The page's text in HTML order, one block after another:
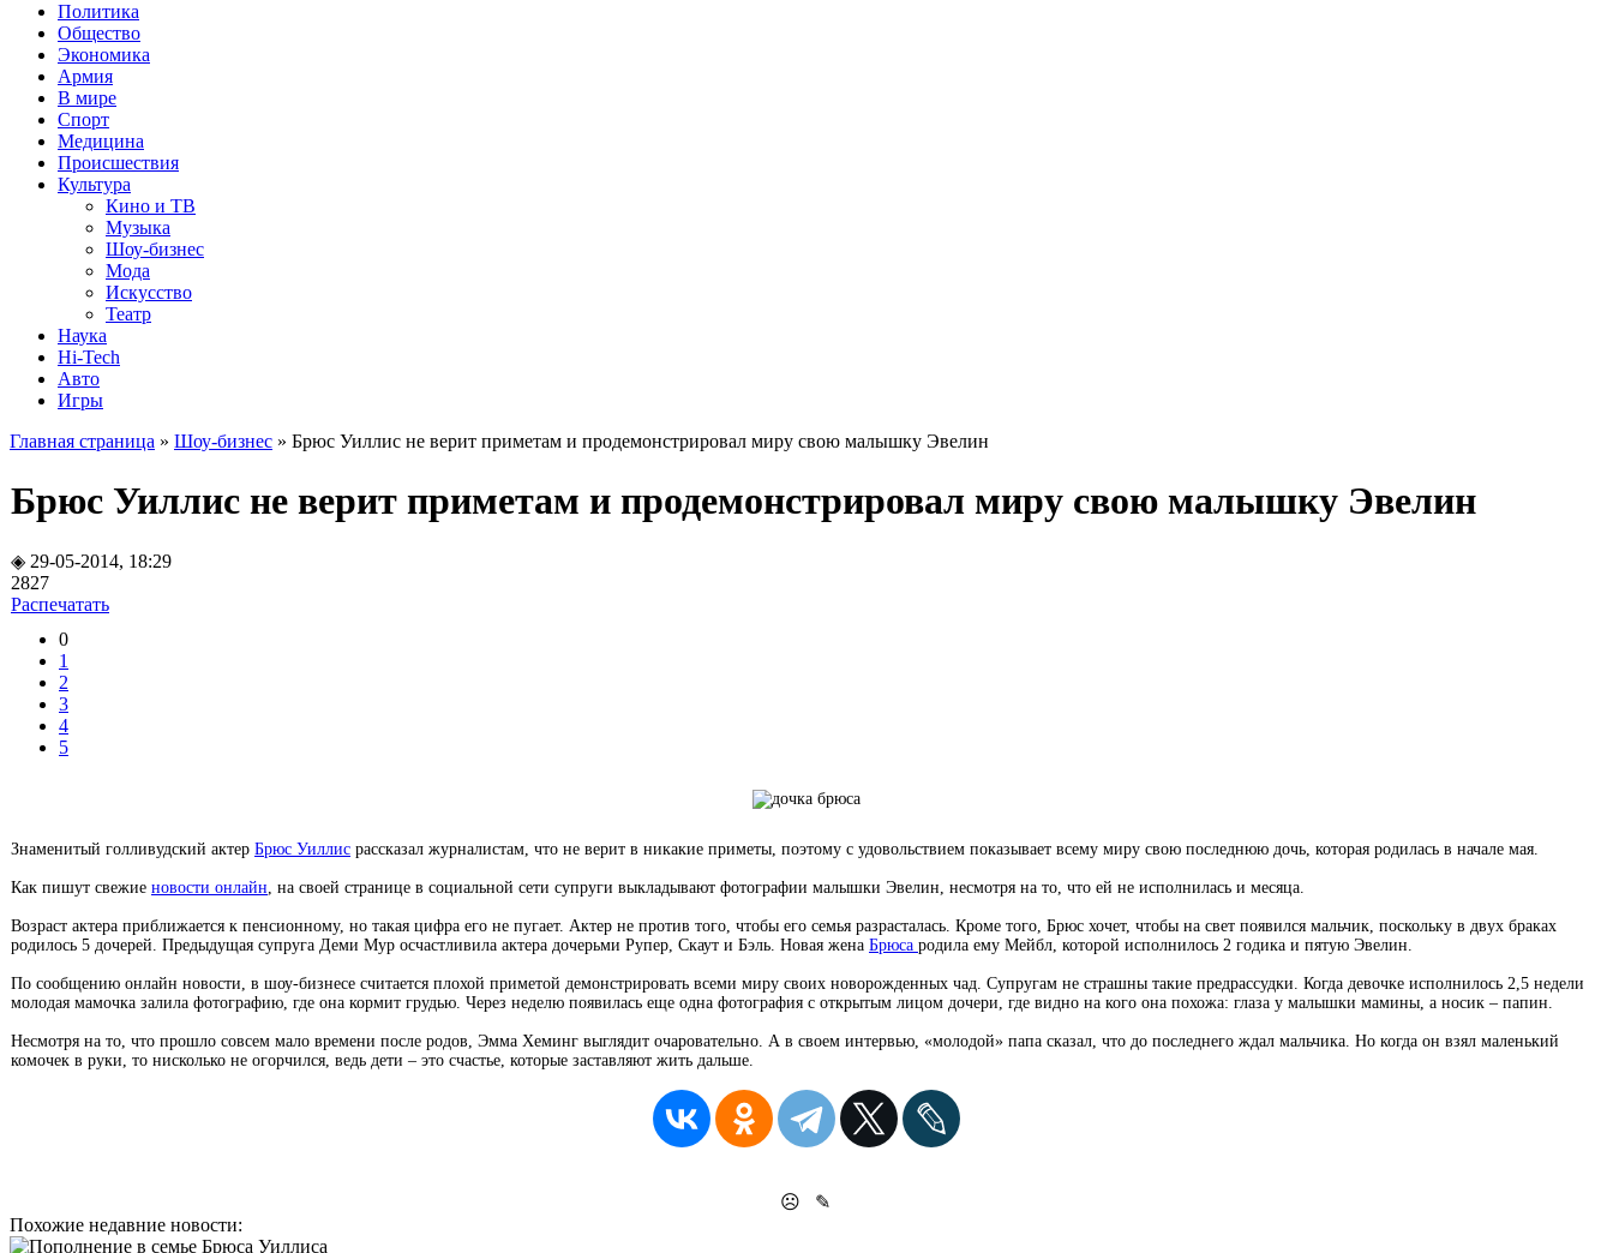
Политика
Общество
Экономика
Армия
В мире
Спорт
Медицина
Происшествия
Культура
Кино и ТВ
Музыка
Шоу-бизнес
Мода
Искусство
Театр
Наука
Hi-Tech
Авто
Игры
Главная страница » Шоу-бизнес » Брюс Уиллис не верит приметам и продемонстрировал миру свою малышку Эвелин
Брюс Уиллис не верит приметам и продемонстрировал миру свою малышку Эвелин
◈ 29-05-2014, 18:29
2827
Распечатать
0
1
2
3
4
5
Знаменитый голливудский актер Брюс Уиллис рассказал журналистам, что не верит в никакие приметы, поэтому с удовольствием показывает всему миру свою последнюю дочь, которая родилась в начале мая.
Как пишут свежие новости онлайн , на своей странице в социальной сети супруги выкладывают фотографии малышки Эвелин, несмотря на то, что ей не исполнилась и месяца.
Возраст актера приближается к пенсионному, но такая цифра его не пугает. Актер не против того, чтобы его семья разрасталась. Кроме того, Брюс хочет, чтобы на свет появился мальчик, поскольку в двух браках
родилось 5 дочерей. Предыдущая супруга Деми Мур осчастливила актера дочерьми Рупер, Скаут и Бэль. Новая жена Брюса родила ему Мейбл, которой исполнилось 2 годика и пятую Эвелин.
По сообщению онлайн новости, в шоу-бизнесе считается плохой приметой демонстрировать всеми миру своих новорожденных чад. Супругам не страшны такие предрассудки. Когда девочке исполнилось 2,5 недели
молодая мамочка залила фотографию, где она кормит грудью. Через неделю появилась еще одна фотография с открытым лицом дочери, где видно на кого она похожа: глаза у малышки мамины, а носик – папин.
Несмотря на то, что прошло совсем мало времени после родов, Эмма Хеминг выглядит очаровательно. А в своем интервью, «молодой» папа сказал, что до последнего ждал мальчика. Но когда он взял маленький
комочек в руки, то нисколько не огорчился, ведь дети – это счастье, которые заставляют жить дальше.
☹
✎
Похожие недавние новости: